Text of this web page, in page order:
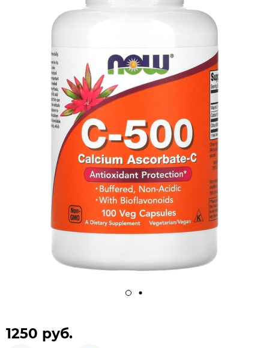
1250 руб.